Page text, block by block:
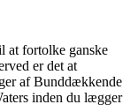
at fortolke ganske
er det at
af Bunddækkende
inden du lægger